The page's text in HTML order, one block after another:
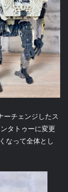
ーチェンジしたス
タトゥーに変更
なって全体とし